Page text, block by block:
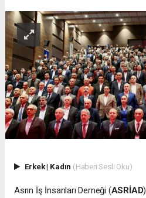
Erkek| Kadın (Haberi Sesli Oku)
Asrın İş İnsanları Derneği (ASRİAD